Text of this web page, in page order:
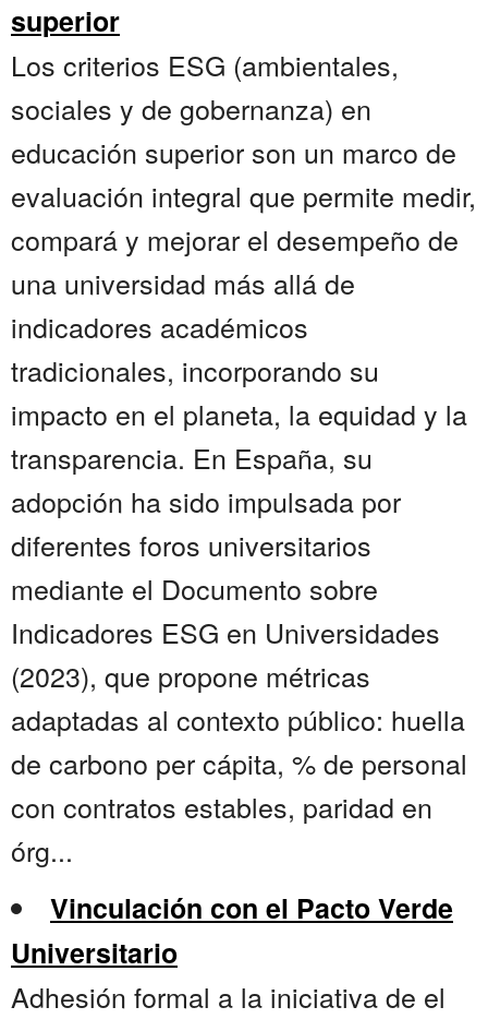
superior
Los criterios ESG (ambientales,
sociales y de gobernanza) en
educación superior son un marco de
evaluación integral que permite medir,
compará y mejorar el desempeño de
una universidad más allá de
indicadores académicos
tradicionales, incorporando su
impacto en el planeta, la equidad y la
transparencia. En España, su
adopción ha sido impulsada por
diferentes foros universitarios
mediante el Documento sobre
Indicadores ESG en Universidades
(2023), que propone métricas
adaptadas al contexto público: huella
de carbono per cápita, % de personal
con contratos estables, paridad en
órg...
Vinculación con el Pacto Verde
Universitario
Adhesión formal a la iniciativa de el